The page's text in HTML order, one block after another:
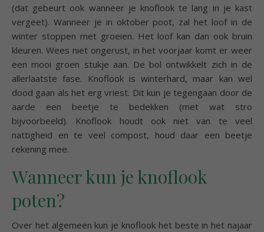
(dat gebeurt ook wanneer je knoflook te lang in je kast
vergeet). Wanneer je in oktober poot, zal het loof in de
winter stoppen met groeien. Het loof kan dan ook bruin
kleuren. Wees niet ongerust, in het voorjaar komt er weer
een mooi groen stukje aan. De bol ontwikkelt zich in de
allerlaatste fase. Knoflook is winterhard, maar kan wel
dood gaan als het erg vriest. Dit kun je tegengaan door de
aarde een beetje te bedekken (met wat stro
bijvoorbeeld). Knoflook houdt ook niet van te veel
nattigheid en te veel compost, houd daar een beetje
rekening mee.
Wanneer kun je knoflook
poten?
Over het algemeen kun je knoflook het beste in het najaar